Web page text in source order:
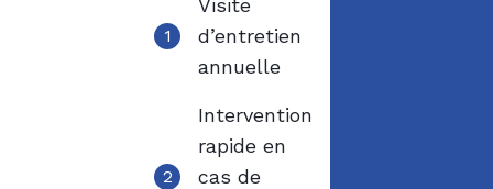
1
Visite
d’entretien
annuelle
2
Intervention
rapide en
cas de